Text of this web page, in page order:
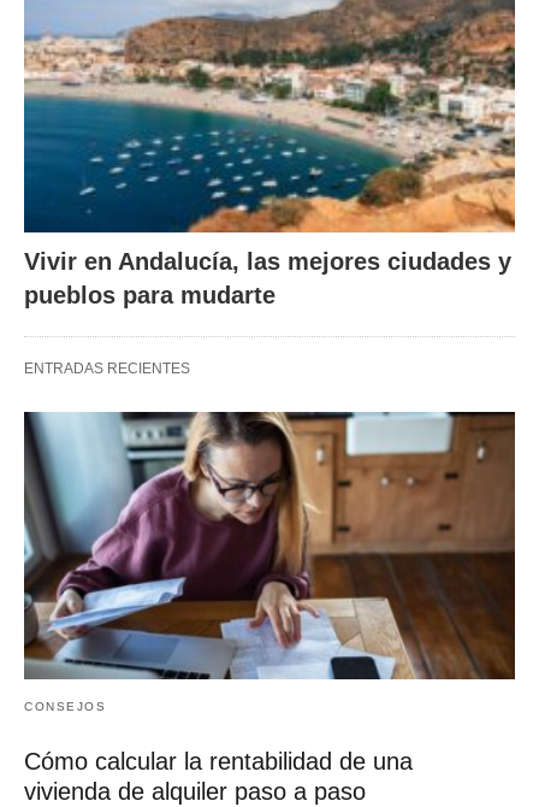
Vivir en Andalucía, las mejores ciudades y
pueblos para mudarte
ENTRADAS RECIENTES
CONSEJOS
Cómo calcular la rentabilidad de una
vivienda de alquiler paso a paso